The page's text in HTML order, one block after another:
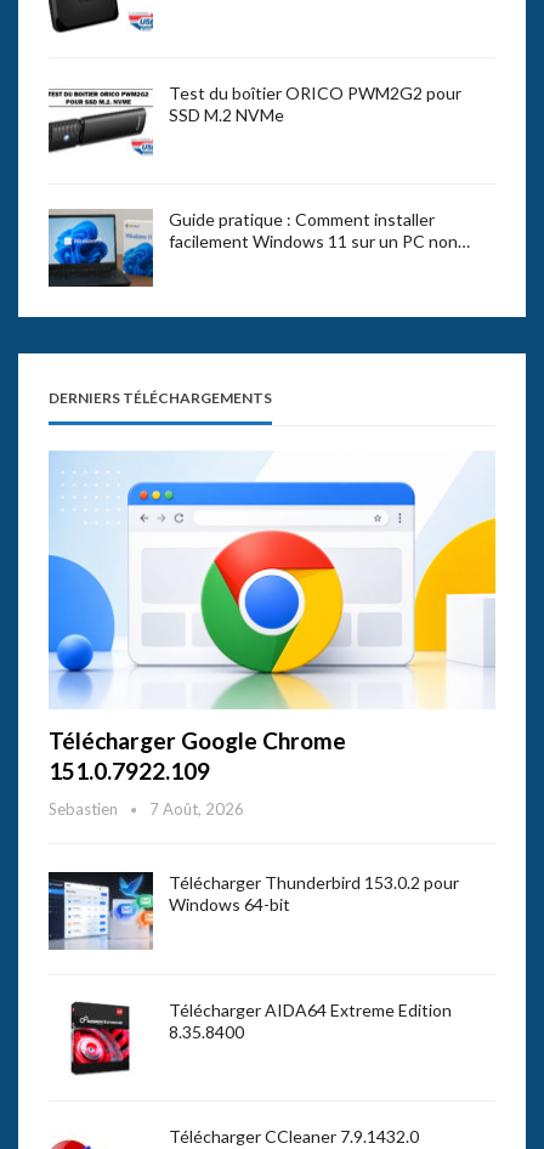
Test du boîtier ORICO PWM2G2 pour
SSD M.2 NVMe
Guide pratique : Comment installer
facilement Windows 11 sur un PC non…
DERNIERS TÉLÉCHARGEMENTS
Télécharger Google Chrome
151.0.7922.109
Sebastien 7 Août, 2026
Télécharger Thunderbird 153.0.2 pour
Windows 64-bit
Télécharger AIDA64 Extreme Edition
8.35.8400
Télécharger CCleaner 7.9.1432.0